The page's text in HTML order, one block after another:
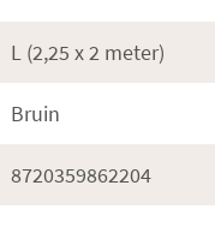
L (2,25 x 2 meter)
Bruin
8720359862204